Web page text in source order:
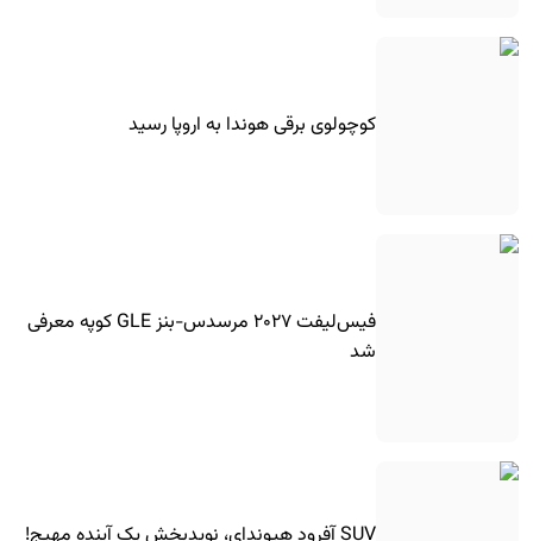
کوچولوی برقی هوندا به اروپا رسید
فیس‌لیفت ۲۰۲۷ مرسدس-بنز GLE کوپه معرفی
شد